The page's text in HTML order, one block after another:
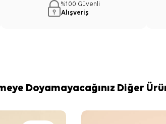
%100 Güvenli
Alışveriş
Doyamayacağınız Diğer